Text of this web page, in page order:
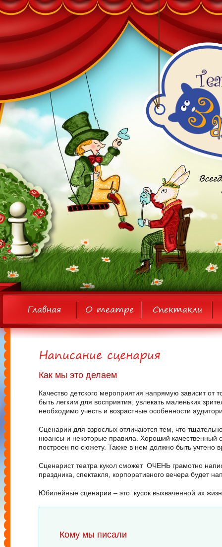
Главная О театре Спектакли
Написание сценария
Как мы это делаем
Качество детского мероприятия напрямую зависит
быть легким для восприятия, увлекать маленьких
необходимо учесть и возрастные особенности
Сценарии для взрослых отличаются тем, что
нюансы и некоторые правила. Хороший качественный
построен по сюжету. Также в нем должно быть учтено
Сценарист театра кукол сможет ОЧЕНЬ грамотно
праздника, спектакля, корпоративного вечера будет
Юбилейные сценарии – это кусок выхваченной их
Кому мы писали